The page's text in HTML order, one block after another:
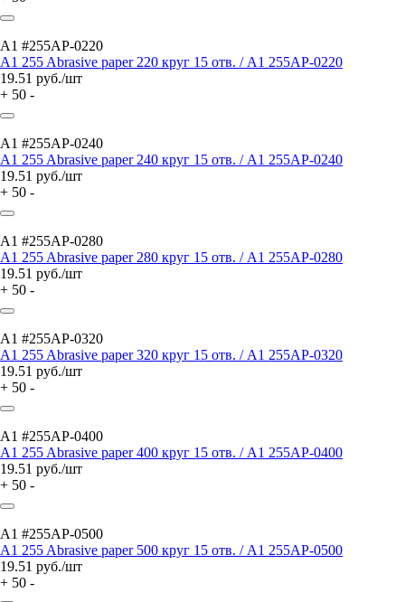
A1 #255AP-0220
A1 255 Abrasive paper 220 круг 15 отв. / A1 255AP-0220
19.51 руб./шт
+ 50 -
A1 #255AP-0240
A1 255 Abrasive paper 240 круг 15 отв. / A1 255AP-0240
19.51 руб./шт
+ 50 -
A1 #255AP-0280
A1 255 Abrasive paper 280 круг 15 отв. / A1 255AP-0280
19.51 руб./шт
+ 50 -
A1 #255AP-0320
A1 255 Abrasive paper 320 круг 15 отв. / A1 255AP-0320
19.51 руб./шт
+ 50 -
A1 #255AP-0400
A1 255 Abrasive paper 400 круг 15 отв. / A1 255AP-0400
19.51 руб./шт
+ 50 -
A1 #255AP-0500
A1 255 Abrasive paper 500 круг 15 отв. / A1 255AP-0500
19.51 руб./шт
+ 50 -